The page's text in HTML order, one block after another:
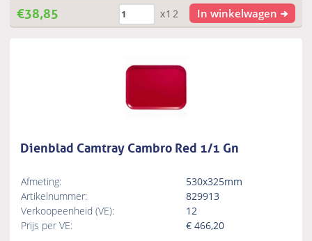
€38,85 x12 In winkelwagen
Dienblad Camtray Cambro Red 1/1 Gn
Afmeting:
530x325mm
Artikelnummer:
829913
Verkoopeenheid (VE):
12
Prijs per VE:
€466,20